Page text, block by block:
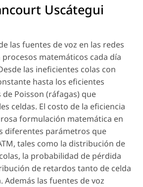
Uscátegui
las fuentes de voz en las redes
matemáticos cada día
las ineficientes colas con
hasta los eficientes
Poisson (ráfagas) que
celdas. El costo de la eficiencia
formulación matemática en
diferentes parámetros que
tales como la distribución de
la probabilidad de pérdida
de retardos tanto de celda
Además las fuentes de voz